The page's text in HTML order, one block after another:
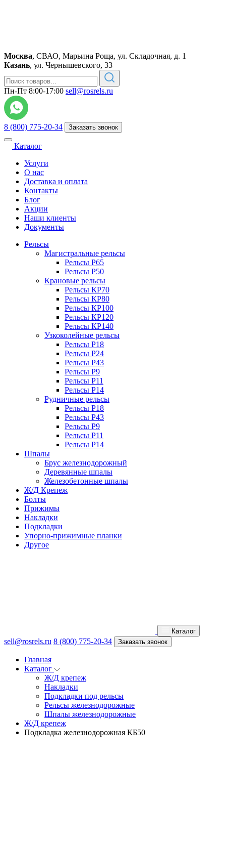
Москва, СВАО, Марьина Роща, ул. Складочная, д. 1
Казань, ул. Чернышевского, 33
Пн-Пт 8:00-17:00 sell@rosrels.ru
8 (800) 775-20-34 Заказать звонок
Каталог
Услуги
О нас
Доставка и оплата
Контакты
Блог
Акции
Наши клиенты
Документы
Рельсы
Магистральные рельсы
Рельсы Р65
Рельсы Р50
Крановые рельсы
Рельсы КР70
Рельсы КР80
Рельсы КР100
Рельсы КР120
Рельсы КР140
Узкоколейные рельсы
Рельсы Р18
Рельсы Р24
Рельсы Р43
Рельсы Р9
Рельсы Р11
Рельсы Р14
Рудничные рельсы
Рельсы Р18
Рельсы Р43
Рельсы Р9
Рельсы Р11
Рельсы Р14
Шпалы
Брус железнодорожный
Деревянные шпалы
Железобетонные шпалы
Ж/Д Крепеж
Болты
Прижимы
Накладки
Подкладки
Упорно-прижимные планки
Другое
Каталог
sell@rosrels.ru 8 (800) 775-20-34 Заказать звонок
Главная
Каталог
Ж/Д крепеж
Накладки
Подкладки под рельсы
Рельсы железнодорожные
Шпалы железнодорожные
Ж/Д крепеж
Подкладка железнодорожная КБ50